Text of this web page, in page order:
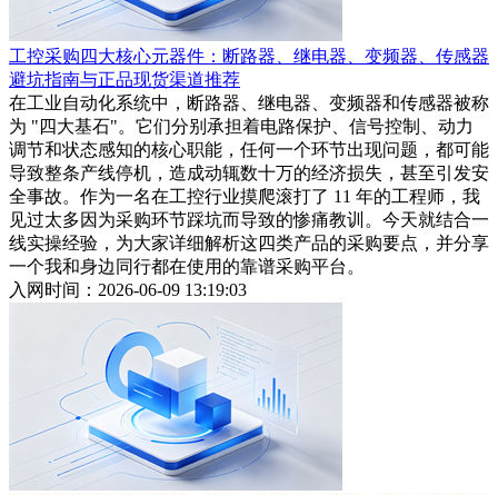
工控采购四大核心元器件：断路器、继电器、变频器、传感器
避坑指南与正品现货渠道推荐
在工业自动化系统中，断路器、继电器、变频器和传感器被称
为 "四大基石"。它们分别承担着电路保护、信号控制、动力
调节和状态感知的核心职能，任何一个环节出现问题，都可能
导致整条产线停机，造成动辄数十万的经济损失，甚至引发安
全事故。作为一名在工控行业摸爬滚打了 11 年的工程师，我
见过太多因为采购环节踩坑而导致的惨痛教训。今天就结合一
线实操经验，为大家详细解析这四类产品的采购要点，并分享
一个我和身边同行都在使用的靠谱采购平台。
入网时间：2026-06-09 13:19:03